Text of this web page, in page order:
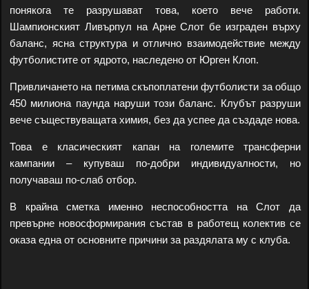
понякога те разрушават това, което вече работи.
Шампионският Ливърпул на Арне Слот бе изграден върху
баланс, ясна структура и отлично взаимодействие между
футболистите от ядрото, наследено от Юрген Клоп.
Привличането на петима скъпоплатени футболисти за общо
450 милиона паунда наруши този баланс. Клубът разруши
вече съществуващата химия, без да успее да създаде нова.
Това е класическият капан на големите трансферни
кампании – купуваш по-добри индивидуалности, но
получаваш по-слаб отбор.
В крайна сметка именно неспособността на Слот да
превърне новосформирания състав в работещ колектив се
оказа една от основните причини за раздялата му с клуба.